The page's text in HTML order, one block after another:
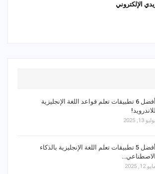
الإلكتروني
أفضل 6 تطبيقات تعلم قواعد اللغة الإنجليزية
للاندرويد!
يوليو 13, 2025
أفضل 5 تطبيقات تعلم اللغة الإنجليزية بالذكاء
الاصطناعي…
مايو 12, 2025